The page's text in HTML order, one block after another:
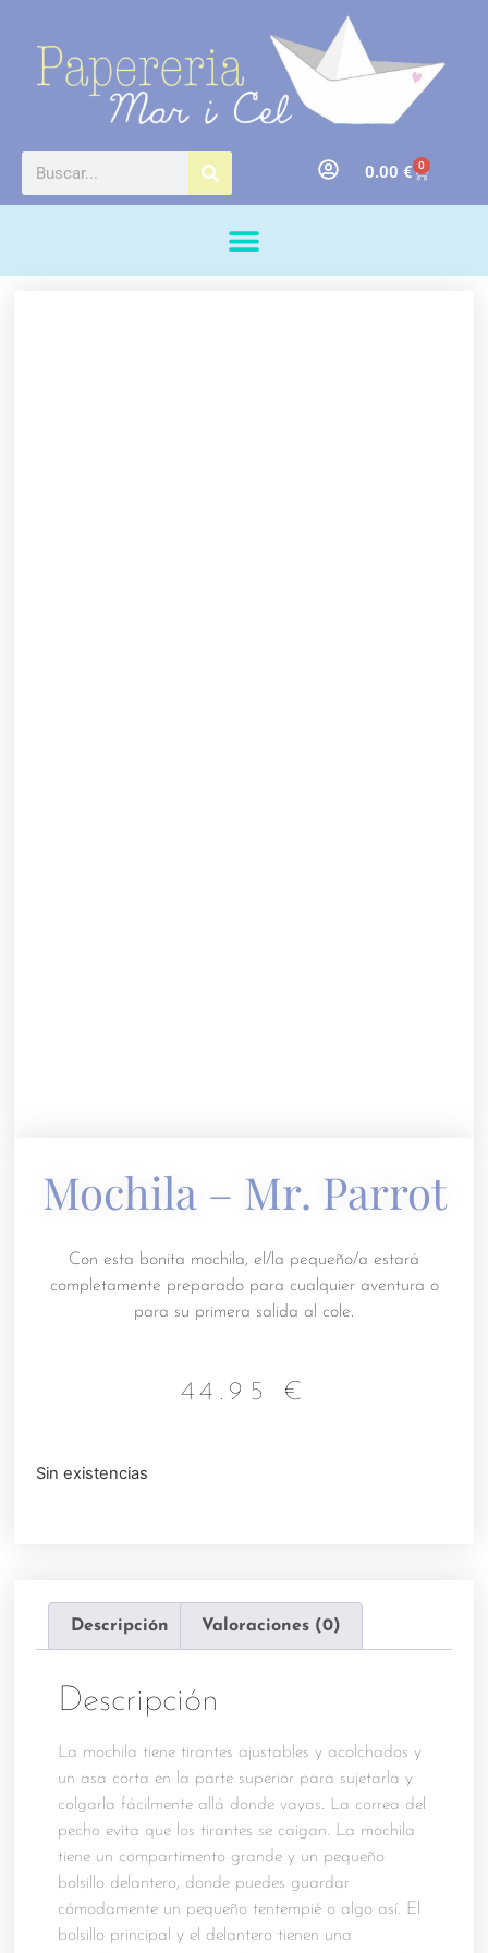
0.00 € 0
Mochila – Mr. Parrot
Con esta bonita mochila, el/la pequeño/a estará
completamente preparado para cualquier aventura o
para su primera salida al cole.
44.95 €
Sin existencias
Descripción Valoraciones (0)
Descripción
La mochila tiene tirantes ajustables y acolchados y
un asa corta en la parte superior para sujetarla y
colgarla fácilmente allá donde vayas. La correa del
pecho evita que los tirantes se caigan. La mochila
tiene un compartimento grande y un pequeño
bolsillo delantero, donde puedes guardar
cómodamente un pequeño tentempié o algo así. El
bolsillo principal y el delantero tienen una